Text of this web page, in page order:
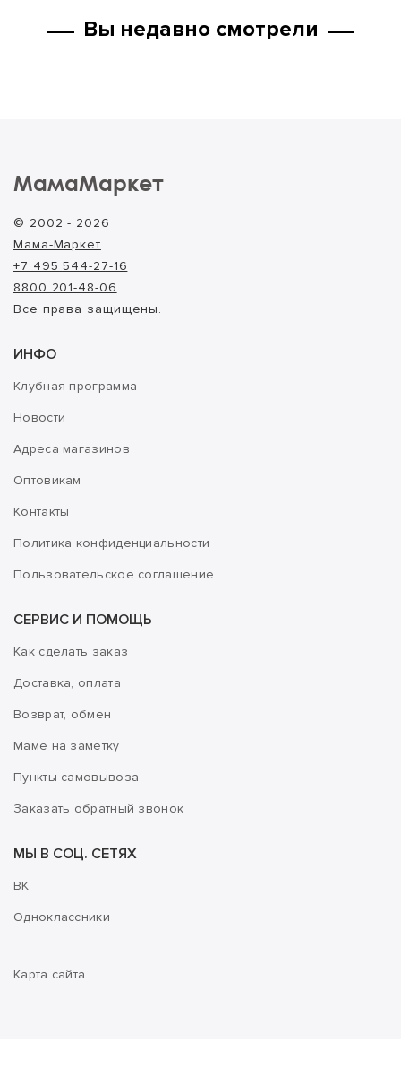
Вы недавно смотрели
МамаМаркет
© 2002 - 2026
Мама-Маркет
+7 495 544-27-16
8800 201-48-06
Все права защищены.
ИНФО
Клубная программа
Новости
Адреса магазинов
Оптовикам
Контакты
Политика конфиденциальности
Пользовательское соглашение
СЕРВИС И ПОМОЩЬ
Как сделать заказ
Доставка, оплата
Возврат, обмен
Маме на заметку
Пункты самовывоза
Заказать обратный звонок
МЫ В СОЦ. СЕТЯХ
ВК
Одноклассники
Карта сайта